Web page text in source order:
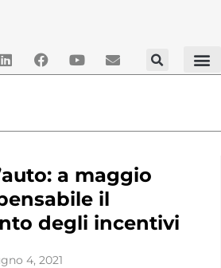
a maggio
il
degli incentivi
4, 2021